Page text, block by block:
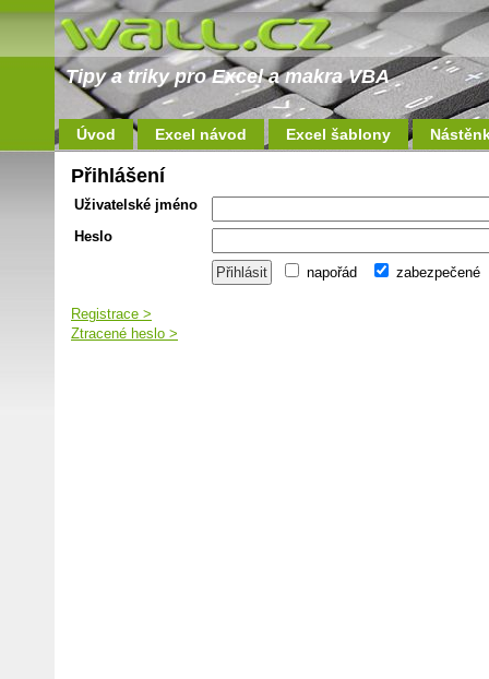
Tipy a triky pro Excel a makra VBA
Úvod Excel návod Excel šablony
Přihlášení
Uživatelské jméno
Heslo
napořád zabezpečené
Registrace >
Ztracené heslo >